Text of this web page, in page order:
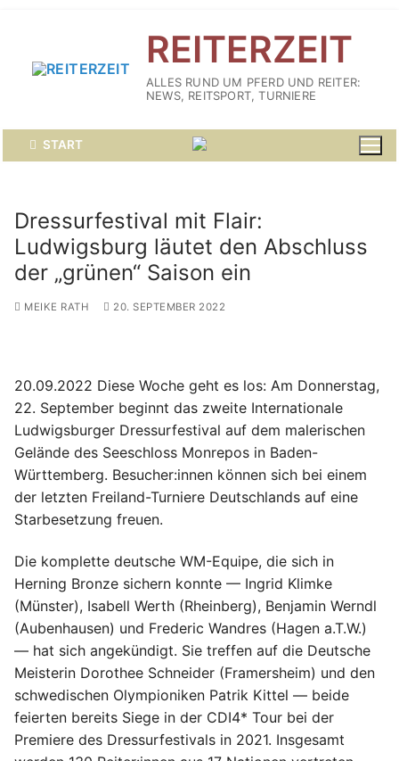
springen
REITERZEIT
ALLES RUND UM PFERD UND REITER:
NEWS, REITSPORT, TURNIERE
START
Dressurfestival mit Flair:
Ludwigsburg läutet den Abschluss
der „grünen“ Saison ein
MEIKE RATH 20. SEPTEMBER 2022
20.09.2022 Diese Woche geht es los: Am Donnerstag,
22. September beginnt das zweite Internationale
Ludwigsburger Dressurfestival auf dem malerischen
Gelände des Seeschloss Monrepos in Baden-
Württemberg. Besucher:innen können sich bei einem
der letzten Freiland-Turniere Deutschlands auf eine
Starbesetzung freuen.
Die komplette deutsche WM-Equipe, die sich in
Herning Bronze sichern konnte — Ingrid Klimke
(Münster), Isabell Werth (Rheinberg), Benjamin Werndl
(Aubenhausen) und Frederic Wandres (Hagen a.T.W.)
— hat sich angekündigt. Sie treffen auf die Deutsche
Meisterin Dorothee Schneider (Framersheim) und den
schwedischen Olympioniken Patrik Kittel — beide
feierten bereits Siege in der CDI4* Tour bei der
Premiere des Dressurfestivals in 2021. Insgesamt